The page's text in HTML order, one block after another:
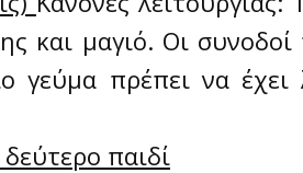
και μαγιό. Οι
γεύμα πρέπει να
παιδί